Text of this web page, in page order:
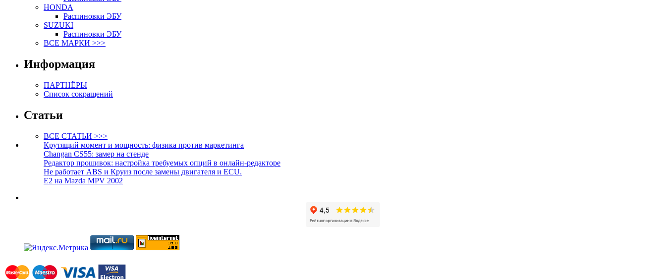
HONDA
Распиновки ЭБУ
SUZUKI
Распиновки ЭБУ
ВСЕ МАРКИ >>>
Информация
ПАРТНЁРЫ
Список сокращений
Статьи
ВСЕ СТАТЬИ >>>
Крутящий момент и мощность: физика против маркетинга
Changan CS55: замер на стенде
Редактор прошивок: настройка требуемых опций в онлайн-редакторе
Не работает ABS и Круиз после замены двигателя и ECU.
E2 на Mazda MPV 2002